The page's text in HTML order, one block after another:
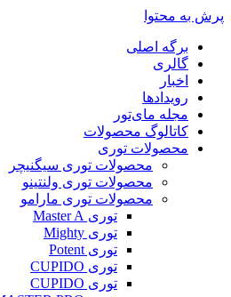
پرش به محتوا
برگه اصلی
گالری
اخبار
رویدادها
مجله مای‌تور
کاتالوگ محصولات
محصولات توری
محصولات توری سیگنیچر
محصولات توری ولنتینو
محصولات توری مارامو
توری Master A
توری Mighty
توری Potent
توری CUPIDO
توری CUPIDO